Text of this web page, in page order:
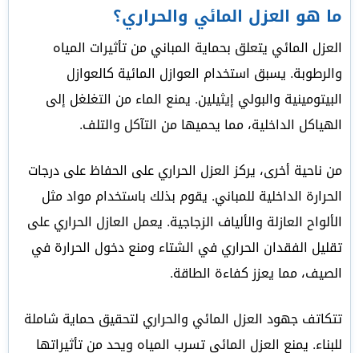
ما هو العزل المائي والحراري؟
العزل المائي يتعلق بحماية المباني من تأثيرات المياه
والرطوبة. يسبق استخدام العوازل المائية كالعوازل
البيتومينية والبولي إيثيلين. يمنع الماء من التغلغل إلى
الهياكل الداخلية، مما يحميها من التآكل والتلف.
من ناحية أخرى، يركز العزل الحراري على الحفاظ على درجات
الحرارة الداخلية للمباني. يقوم بذلك باستخدام مواد مثل
الألواح العازلة والألياف الزجاجية. يعمل العازل الحراري على
تقليل الفقدان الحراري في الشتاء ومنع دخول الحرارة في
الصيف، مما يعزز كفاءة الطاقة.
تتكاتف جهود العزل المائي والحراري لتحقيق حماية شاملة
للبناء. يمنع العزل المائي تسرب المياه ويحد من تأثيراتها